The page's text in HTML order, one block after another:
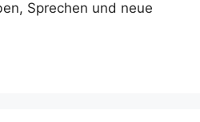
Sprechen und neue